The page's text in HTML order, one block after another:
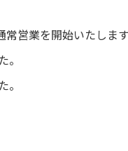
営業を開始いたします